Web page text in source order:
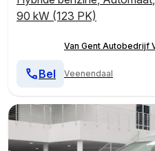
90 kW (123 PK)
Van Gent Autobedrijf
Veenendaal
Bel